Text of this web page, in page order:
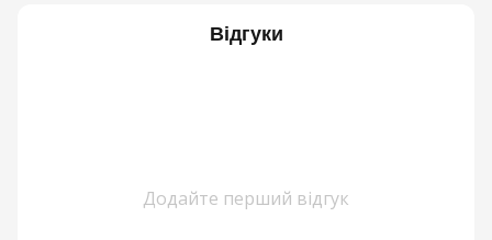
Відгуки
Додайте перший відгук